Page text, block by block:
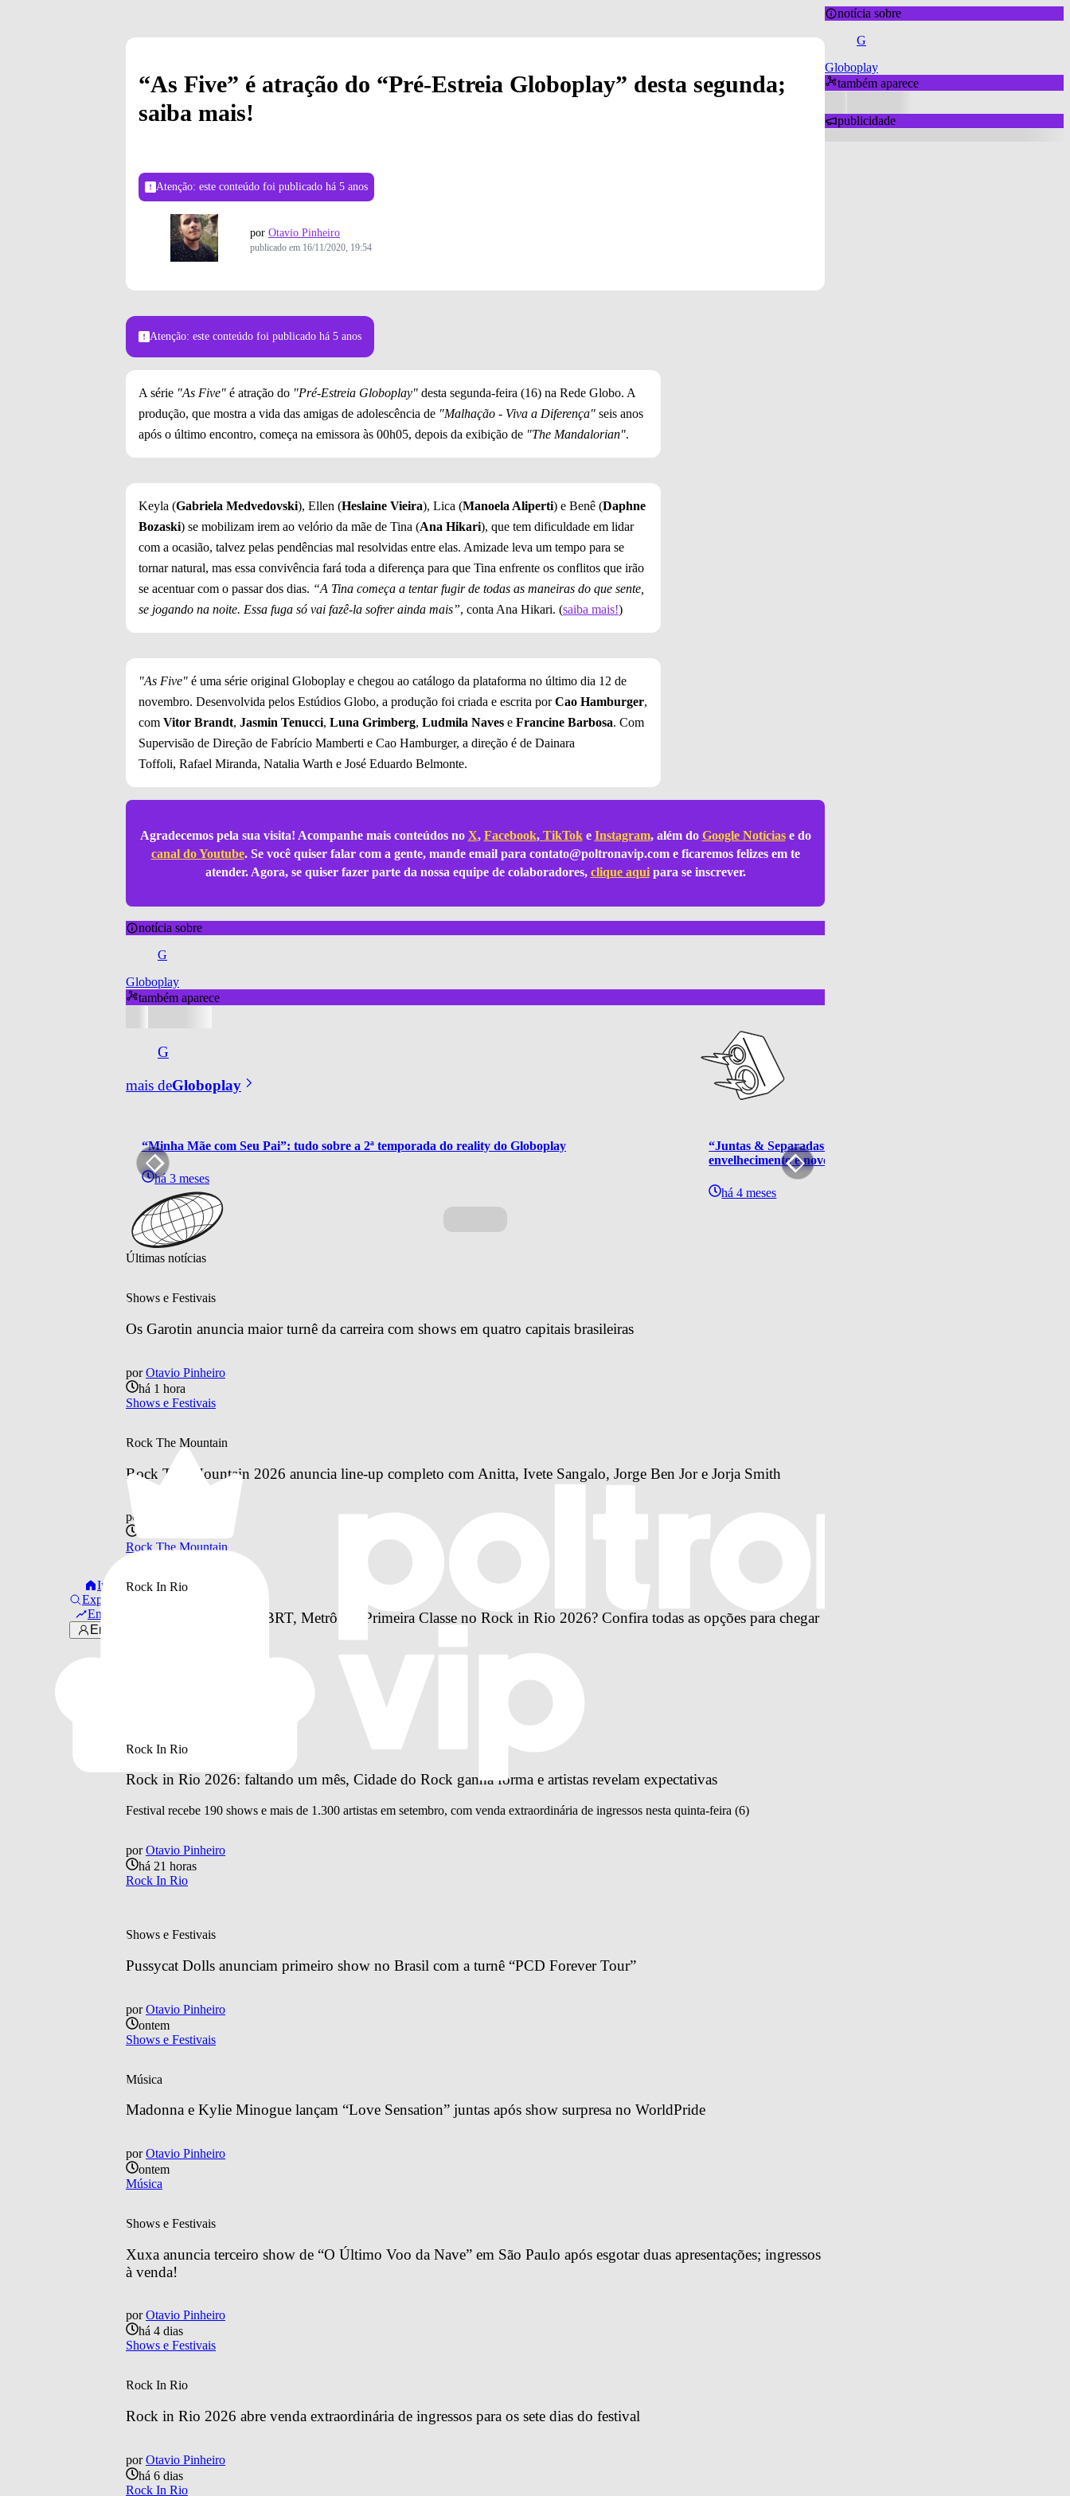
Início
Explorar
Em alta
Entrar
“As Five” é atração do “Pré-Estreia Globoplay” desta segunda;
saiba mais!
Atenção: este conteúdo foi publicado há 5 anos
por Otavio Pinheiro
publicado em 16/11/2020, 19:54
Atenção: este conteúdo foi publicado há 5 anos
A série "As Five" é atração do "Pré-Estreia Globoplay" desta segunda-feira (16) na Rede Globo. A
produção, que mostra a vida das amigas de adolescência de "Malhação - Viva a Diferença" seis anos
após o último encontro, começa na emissora às 00h05, depois da exibição de "The Mandalorian".
Keyla (Gabriela Medvedovski), Ellen (Heslaine Vieira), Lica (Manoela Aliperti) e Benê (Daphne
Bozaski) se mobilizam irem ao velório da mãe de Tina (Ana Hikari), que tem dificuldade em lidar
com a ocasião, talvez pelas pendências mal resolvidas entre elas. Amizade leva um tempo para se
tornar natural, mas essa convivência fará toda a diferença para que Tina enfrente os conflitos que irão
se acentuar com o passar dos dias. “A Tina começa a tentar fugir de todas as maneiras do que sente,
se jogando na noite. Essa fuga só vai fazê-la sofrer ainda mais”, conta Ana Hikari. (saiba mais!)
"As Five" é uma série original Globoplay e chegou ao catálogo da plataforma no último dia 12 de
novembro. Desenvolvida pelos Estúdios Globo, a produção foi criada e escrita porCao Hamburger,
com Vitor Brandt, Jasmin Tenucci, Luna Grimberg, Ludmila Naves e Francine Barbosa. Com
Supervisão de Direção de Fabrício Mamberti e Cao Hamburger, a direção é de Dainara
Toffoli, Rafael Miranda, Natalia Warth e José Eduardo Belmonte.
Agradecemos pela sua visita! Acompanhe mais conteúdos no X, Facebook,TikToke Instagram, além do Google Notíciase do
canal do Youtube. Se você quiser falar com a gente, mande email para contato@poltronavip.come ficaremos felizes em te
atender. Agora, se quiser fazer parte da nossa equipe de colaboradores, clique aquipara se inscrever.
notícia sobre
G
Globoplay
também aparece
G
mais deGloboplay
“Minha Mãe com Seu Pai”: tudo sobre a 2ª temporada do reality do Globoplay
há 3 meses
“Juntas & Separadas”: primeira série de Thalita Rebouças
envelhecimento e novos começos
há 4 meses
Últimas notícias
Shows e Festivais
Os Garotin anuncia maior turnê da carreira com shows em quatro capitais brasileiras
por Otavio Pinheiro
há 1 hora
Shows e Festivais
Rock The Mountain
Rock The Mountain 2026 anuncia line-up completo com Anitta, Ivete Sangalo, Jorge Ben Jor e Jorja Smith
por
Rock The Mountain
Rock In Rio
Como vai funcionar o BRT, Metrô e o Primeira Classe no Rock in Rio 2026? Confira todas as opções para chegar
Rock In Rio
Rock in Rio 2026: faltando um mês, Cidade do Rock ganha forma e artistas revelam expectativas
Festival recebe 190 shows e mais de 1.300 artistas em setembro, com venda extraordinária de ingressos nesta quinta-feira (6)
por Otavio Pinheiro
há 21 horas
Rock In Rio
Shows e Festivais
Pussycat Dolls anunciam primeiro show no Brasil com a turnê “PCD Forever Tour”
por Otavio Pinheiro
ontem
Shows e Festivais
Música
Madonna e Kylie Minogue lançam “Love Sensation” juntas após show surpresa no WorldPride
por Otavio Pinheiro
ontem
Música
Shows e Festivais
Xuxa anuncia terceiro show de “O Último Voo da Nave” em São Paulo após esgotar duas apresentações; ingressos
à venda!
por Otavio Pinheiro
há 4 dias
Shows e Festivais
Rock In Rio
Rock in Rio 2026 abre venda extraordinária de ingressos para os sete dias do festival
por Otavio Pinheiro
há 6 dias
Rock In Rio
notícia sobre
G
Globoplay
também aparece
publicidade